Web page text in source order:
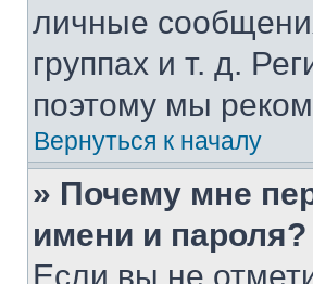
личные
группах и т. д.
поэтому мы
Вернуться к началу
» Почему мне
имени и пароля?
Если вы не